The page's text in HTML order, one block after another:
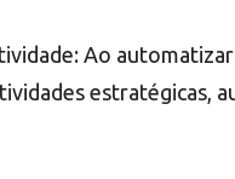
Ao
estratégicas,